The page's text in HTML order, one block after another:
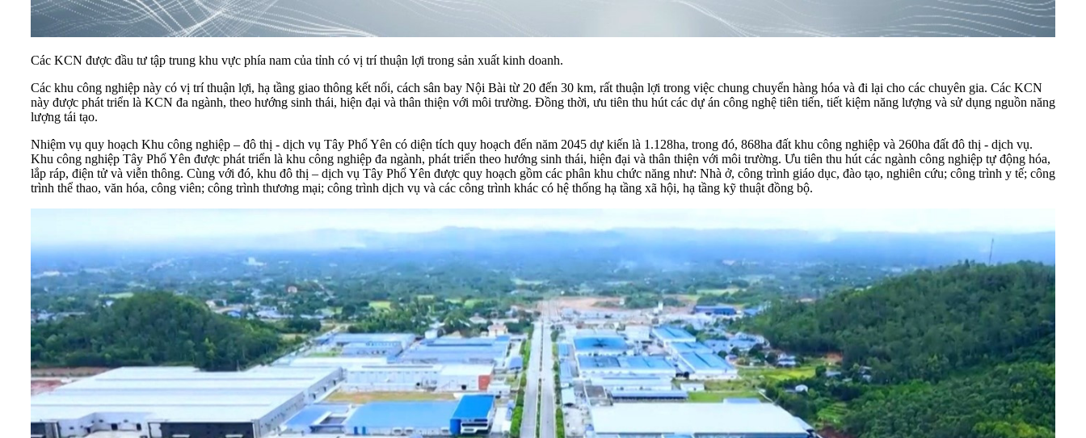
Các KCN được đầu tư tập trung khu vực phía nam của tỉnh có vị trí thuận lợi trong sản xuất kinh doanh.
Các khu công nghiệp này có vị trí thuận lợi, hạ tầng giao thông kết nối, cách sân bay Nội Bài từ 20 đến 30 km, rất thuận lợi trong việc chung chuyển hàng hóa và đi lại cho các chuyên gia. Các KCN
này được phát triển là KCN đa ngành, theo hướng sinh thái, hiện đại và thân thiện với môi trường. Đồng thời, ưu tiên thu hút các dự án công nghệ tiên tiến, tiết kiệm năng lượng và sử dụng nguồn năng
lượng tái tạo.
Nhiệm vụ quy hoạch Khu công nghiệp – đô thị - dịch vụ Tây Phổ Yên có diện tích quy hoạch đến năm 2045 dự kiến là 1.128ha, trong đó, 868ha đất khu công nghiệp và 260ha đất đô thị - dịch vụ.
Khu công nghiệp Tây Phổ Yên được phát triển là khu công nghiệp đa ngành, phát triển theo hướng sinh thái, hiện đại và thân thiện với môi trường. Ưu tiên thu hút các ngành công nghiệp tự động hóa,
lắp ráp, điện tử và viễn thông. Cùng với đó, khu đô thị – dịch vụ Tây Phổ Yên được quy hoạch gồm các phân khu chức năng như: Nhà ở, công trình giáo dục, đào tạo, nghiên cứu; công trình y tế; công
trình thể thao, văn hóa, công viên; công trình thương mại; công trình dịch vụ và các công trình khác có hệ thống hạ tầng xã hội, hạ tầng kỹ thuật đồng bộ.